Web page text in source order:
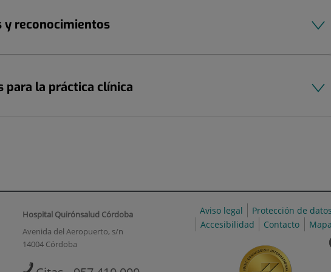
y reconocimientos
para la práctica clínica
Hospital Quirónsalud Córdoba
Avenida del Aeropuerto, s/n
14004 Córdoba
Aviso legal Protección de datos
Accesibilidad
Contacto